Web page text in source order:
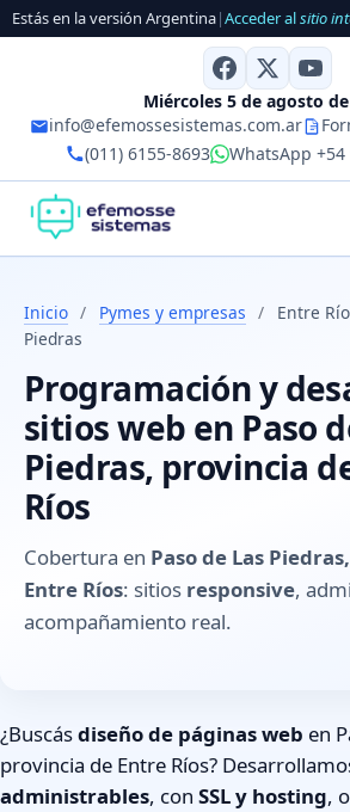
Estás en la versión Argentina|Acceder alsitio
Miércoles 5 de agosto
info@efemossesistemas.com.ar
(011) 6155-8693
WhatsApp +54
Inicio / Pymes y empresas /
Entre
Piedras
Programación y
sitios web en Paso
Piedras, provincia
Ríos
Cobertura en Paso de Las
Entre Ríos: sitios responsive,
acompañamiento real.
¿Buscásdiseño de páginas web en
provincia de Entre Ríos?
administrables, con SSL y hosting,